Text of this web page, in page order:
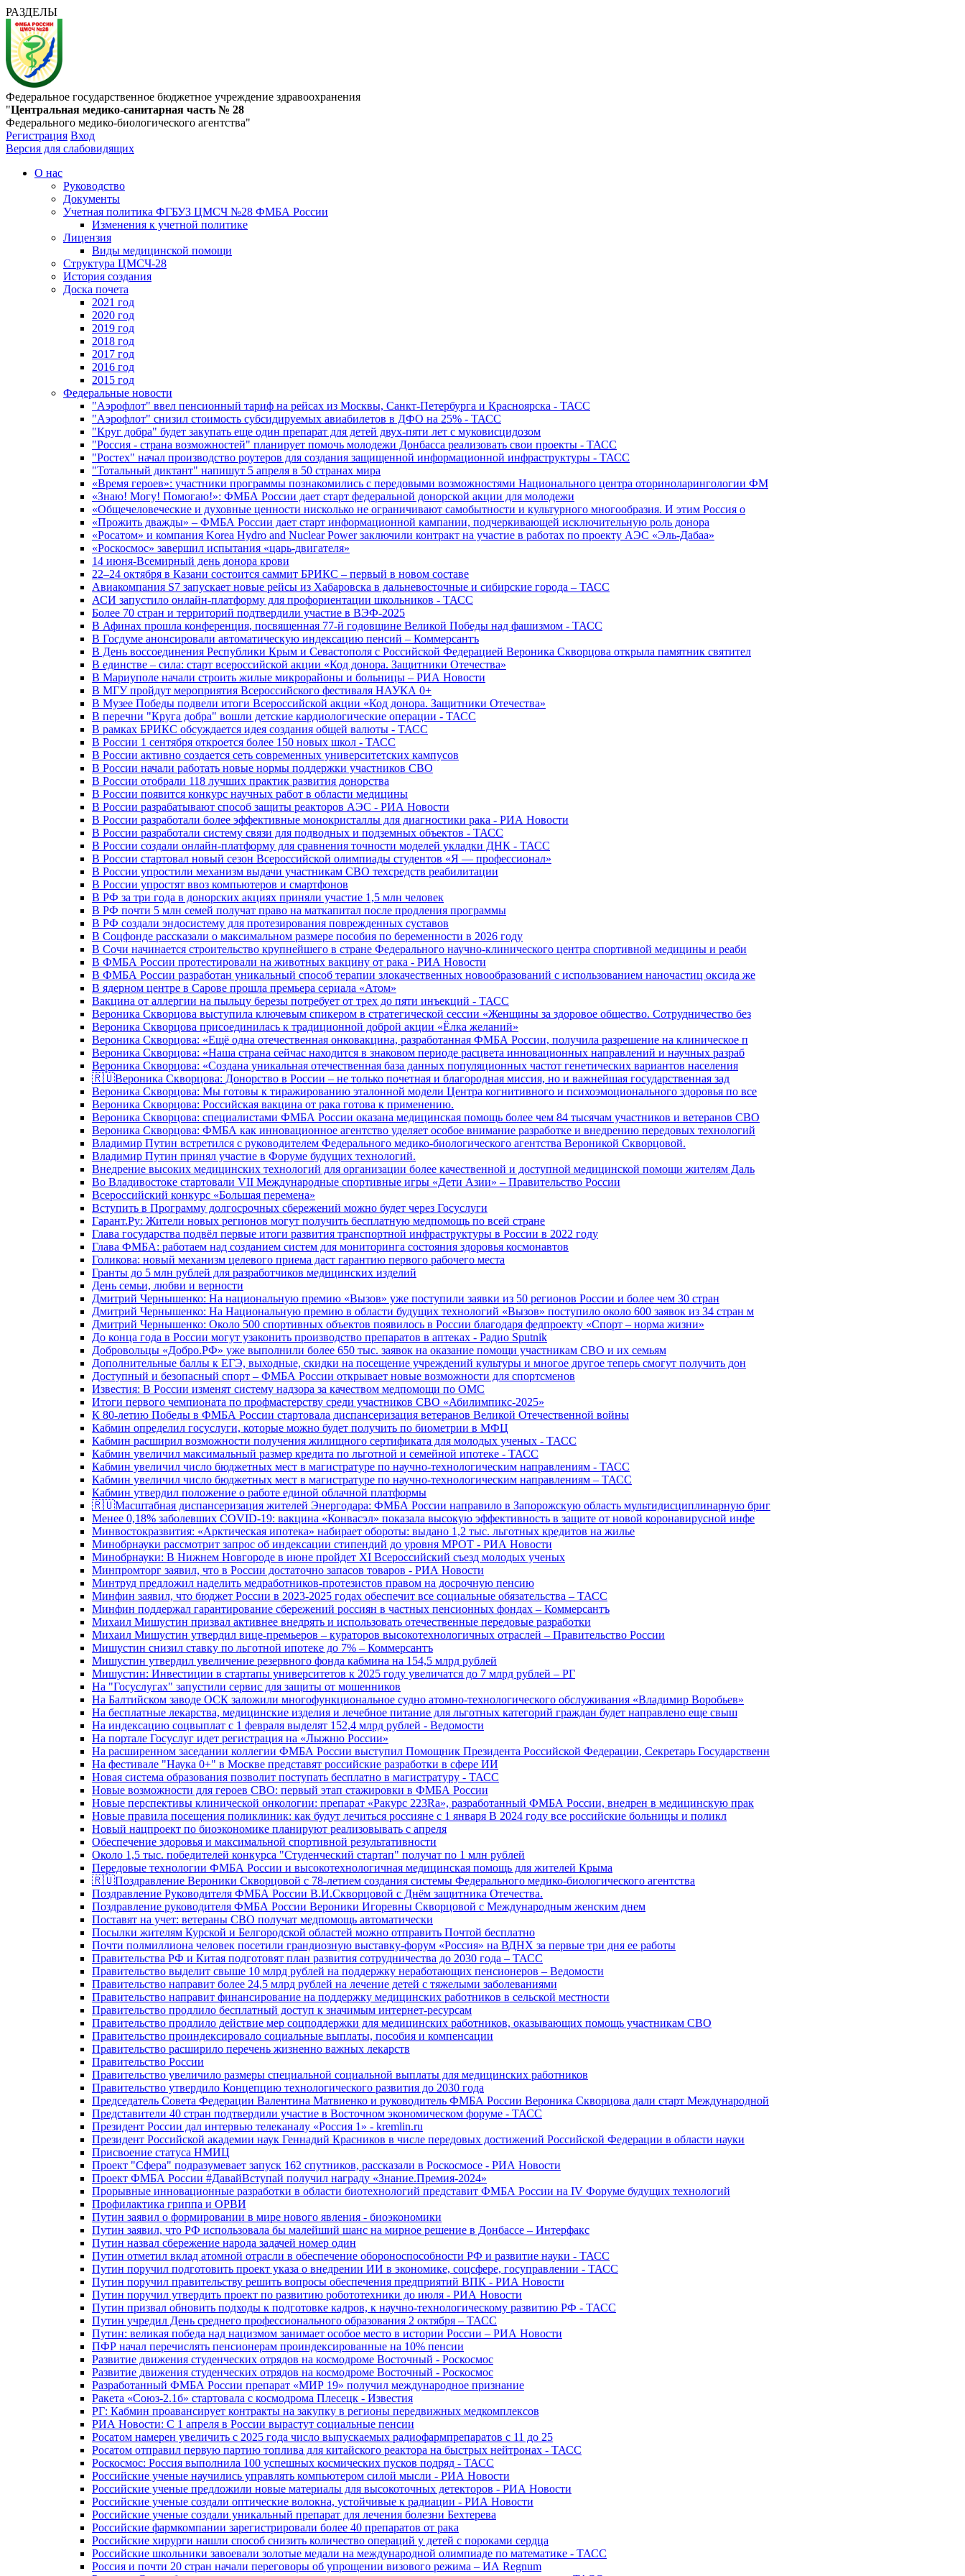
РАЗДЕЛЫ
Федеральное государственное бюджетное учреждение здравоохранения
"Центральная медико-санитарная часть № 28
Федерального медико-биологического агентства"
Регистрация Вход
Версия для слабовидящих
О нас
Руководство
Документы
Учетная политика ФГБУЗ ЦМСЧ №28 ФМБА России
Изменения к учетной политике
Лицензия
Виды медицинской помощи
Структура ЦМСЧ-28
История создания
Доска почета
2021 год
2020 год
2019 год
2018 год
2017 год
2016 год
2015 год
Федеральные новости
"Аэрофлот" ввел пенсионный тариф на рейсах из Москвы, Санкт-Петербурга и Красноярска - ТАСС
"Аэрофлот" снизил стоимость субсидируемых авиабилетов в ДФО на 25% - ТАСС
"Круг добра" будет закупать еще один препарат для детей двух-пяти лет с муковисцидозом
"Россия - страна возможностей" планирует помочь молодежи Донбасса реализовать свои проекты - ТАСС
"Ростех" начал производство роутеров для создания защищенной информационной инфраструктуры - ТАСС
"Тотальный диктант" напишут 5 апреля в 50 странах мира
«Время героев»: участники программы познакомились с передовыми возможностями Национального центра оториноларингологии ФМ
«Знаю! Могу! Помогаю!»: ФМБА России дает старт федеральной донорской акции для молодежи
«Общечеловеческие и духовные ценности нисколько не ограничивают самобытности и культурного многообразия. И этим Россия о
«Прожить дважды» – ФМБА России дает старт информационной кампании, подчеркивающей исключительную роль донора
«Росатом» и компания Korea Hydro and Nuclear Power заключили контракт на участие в работах по проекту АЭС «Эль-Дабаа»
«Роскосмос» завершил испытания «царь-двигателя»
14 июня-Всемирный день донора крови
22–24 октября в Казани состоится саммит БРИКС – первый в новом составе
Авиакомпания S7 запускает новые рейсы из Хабаровска в дальневосточные и сибирские города – ТАСС
АСИ запустило онлайн-платформу для профориентации школьников - ТАСС
Более 70 стран и территорий подтвердили участие в ВЭФ-2025
В Афинах прошла конференция, посвященная 77-й годовщине Великой Победы над фашизмом - ТАСС
В Госдуме анонсировали автоматическую индексацию пенсий – Коммерсантъ
В День воссоединения Республики Крым и Севастополя с Российской Федерацией Вероника Скворцова открыла памятник святител
В единстве – сила: старт всероссийской акции «Код донора. Защитники Отечества»
В Мариуполе начали строить жилые микрорайоны и больницы – РИА Новости
В МГУ пройдут мероприятия Всероссийского фестиваля НАУКА 0+
В Музее Победы подвели итоги Всероссийской акции «Код донора. Защитники Отечества»
В перечни "Круга добра" вошли детские кардиологические операции - ТАСС
В рамках БРИКС обсуждается идея создания общей валюты - ТАСС
В России 1 сентября откроется более 150 новых школ - ТАСС
В России активно создается сеть современных университетских кампусов
В России начали работать новые нормы поддержки участников СВО
В России отобрали 118 лучших практик развития донорства
В России появится конкурс научных работ в области медицины
В России разрабатывают способ защиты реакторов АЭС - РИА Новости
В России разработали более эффективные монокристаллы для диагностики рака - РИА Новости
В России разработали систему связи для подводных и подземных объектов - ТАСС
В России создали онлайн-платформу для сравнения точности моделей укладки ДНК - ТАСС
В России стартовал новый сезон Всероссийской олимпиады студентов «Я — профессионал»
В России упростили механизм выдачи участникам СВО техсредств реабилитации
В России упростят ввоз компьютеров и смартфонов
В РФ за три года в донорских акциях приняли участие 1,5 млн человек
В РФ почти 5 млн семей получат право на маткапитал после продления программы
В РФ создали эндосистему для протезирования поврежденных суставов
В Соцфонде рассказали о максимальном размере пособия по беременности в 2026 году
В Сочи начинается строительство крупнейшего в стране Федерального научно-клинического центра спортивной медицины и реаби
В ФМБА России протестировали на животных вакцину от рака - РИА Новости
В ФМБА России разработан уникальный способ терапии злокачественных новообразований с использованием наночастиц оксида же
В ядерном центре в Сарове прошла премьера сериала «Атом»
Вакцина от аллергии на пыльцу березы потребует от трех до пяти инъекций - ТАСС
Вероника Скворцова выступила ключевым спикером в стратегической сессии «Женщины за здоровое общество. Сотрудничество без
Вероника Скворцова присоединилась к традиционной доброй акции «Ёлка желаний»
Вероника Скворцова: «Ещё одна отечественная онковакцина, разработанная ФМБА России, получила разрешение на клиническое п
Вероника Скворцова: «Наша страна сейчас находится в знаковом периоде расцвета инновационных направлений и научных разраб
Вероника Скворцова: «Создана уникальная отечественная база данных популяционных частот генетических вариантов населения
🇷🇺Вероника Скворцова: Донорство в России – не только почетная и благородная миссия, но и важнейшая государственная зад
Вероника Скворцова: Мы готовы к тиражированию эталонной модели Центра когнитивного и психоэмоционального здоровья по все
Вероника Скворцова: Российская вакцина от рака готова к применению.
Вероника Скворцова: специалистами ФМБА России оказана медицинская помощь более чем 84 тысячам участников и ветеранов СВО
Вероника Скворцова: ФМБА как инновационное агентство уделяет особое внимание разработке и внедрению передовых технологий
Владимир Путин встретился с руководителем Федерального медико-биологического агентства Вероникой Скворцовой.
Владимир Путин принял участие в Форуме будущих технологий.
Внедрение высоких медицинских технологий для организации более качественной и доступной медицинской помощи жителям Даль
Во Владивостоке стартовали VII Международные спортивные игры «Дети Азии» – Правительство России
Всероссийский конкурс «Большая перемена»
Вступить в Программу долгосрочных сбережений можно будет через Госуслуги
Гарант.Ру: Жители новых регионов могут получить бесплатную медпомощь по всей стране
Глава государства подвёл первые итоги развития транспортной инфраструктуры в России в 2022 году
Глава ФМБА: работаем над созданием систем для мониторинга состояния здоровья космонавтов
Голикова: новый механизм целевого приема даст гарантию первого рабочего места
Гранты до 5 млн рублей для разработчиков медицинских изделий
День семьи, любви и верности
Дмитрий Чернышенко: На национальную премию «Вызов» уже поступили заявки из 50 регионов России и более чем 30 стран
Дмитрий Чернышенко: На Национальную премию в области будущих технологий «Вызов» поступило около 600 заявок из 34 стран м
Дмитрий Чернышенко: Около 500 спортивных объектов появилось в России благодаря федпроекту «Спорт – норма жизни»
До конца года в России могут узаконить производство препаратов в аптеках - Радио Sputnik
Добровольцы «Добро.РФ» уже выполнили более 650 тыс. заявок на оказание помощи участникам СВО и их семьям
Дополнительные баллы к ЕГЭ, выходные, скидки на посещение учреждений культуры и многое другое теперь смогут получить дон
Доступный и безопасный спорт – ФМБА России открывает новые возможности для спортсменов
Известия: В России изменят систему надзора за качеством медпомощи по ОМС
Итоги первого чемпионата по профмастерству среди участников СВО «Абилимпикс-2025»
К 80-летию Победы в ФМБА России стартовала диспансеризация ветеранов Великой Отечественной войны
Кабмин определил госуслуги, которые можно будет получить по биометрии в МФЦ
Кабмин расширил возможности получения жилищного сертификата для молодых ученых - ТАСС
Кабмин увеличил максимальный размер кредита по льготной и семейной ипотеке - ТАСС
Кабмин увеличил число бюджетных мест в магистратуре по научно-технологическим направлениям - ТАСС
Кабмин увеличил число бюджетных мест в магистратуре по научно-технологическим направлениям – ТАСС
Кабмин утвердил положение о работе единой облачной платформы
🇷🇺Масштабная диспансеризация жителей Энергодара: ФМБА России направило в Запорожскую область мультидисциплинарную бриг
Менее 0,18% заболевших COVID-19: вакцина «Конвасэл» показала высокую эффективность в защите от новой коронавирусной инфе
Минвостокразвития: «Арктическая ипотека» набирает обороты: выдано 1,2 тыс. льготных кредитов на жилье
Минобрнауки рассмотрит запрос об индексации стипендий до уровня МРОТ - РИА Новости
Минобрнауки: В Нижнем Новгороде в июне пройдет XI Всероссийский съезд молодых ученых
Минпромторг заявил, что в России достаточно запасов товаров - РИА Новости
Минтруд предложил наделить медработников-протезистов правом на досрочную пенсию
Минфин заявил, что бюджет России в 2023-2025 годах обеспечит все социальные обязательства – ТАСС
Минфин поддержал гарантирование сбережений россиян в частных пенсионных фондах – Коммерсантъ
Михаил Мишустин призвал активнее внедрять и использовать отечественные передовые разработки
Михаил Мишустин утвердил вице-премьеров – кураторов высокотехнологичных отраслей – Правительство России
Мишустин снизил ставку по льготной ипотеке до 7% – Коммерсантъ
Мишустин утвердил увеличение резервного фонда кабмина на 154,5 млрд рублей
Мишустин: Инвестиции в стартапы университетов к 2025 году увеличатся до 7 млрд рублей – РГ
На "Госуслугах" запустили сервис для защиты от мошенников
На Балтийском заводе ОСК заложили многофункциональное судно атомно-технологического обслуживания «Владимир Воробьев»
На бесплатные лекарства, медицинские изделия и лечебное питание для льготных категорий граждан будет направлено еще свыш
На индексацию соцвыплат с 1 февраля выделят 152,4 млрд рублей - Ведомости
На портале Госуслуг идет регистрация на «Лыжню России»
На расширенном заседании коллегии ФМБА России выступил Помощник Президента Российской Федерации, Секретарь Государственн
На фестивале "Наука 0+" в Москве представят российские разработки в сфере ИИ
Новая система образования позволит поступать бесплатно в магистратуру - ТАСС
Новые возможности для героев СВО: первый этап стажировки в ФМБА России
Новые перспективы клинической онкологии: препарат «Ракурс 223Ra», разработанный ФМБА России, внедрен в медицинскую прак
Новые правила посещения поликлиник: как будут лечиться россияне с 1 января В 2024 году все российские больницы и поликл
Новый нацпроект по биоэкономике планируют реализовывать с апреля
Обеспечение здоровья и максимальной спортивной результативности
Около 1,5 тыс. победителей конкурса "Студенческий стартап" получат по 1 млн рублей
Передовые технологии ФМБА России и высокотехнологичная медицинская помощь для жителей Крыма
🇷🇺Поздравление Вероники Скворцовой с 78-летием создания системы Федерального медико-биологического агентства
Поздравление Руководителя ФМБА России В.И.Скворцовой с Днём защитника Отечества.
Поздравление руководителя ФМБА России Вероники Игоревны Скворцовой с Международным женским днем
Поставят на учет: ветераны СВО получат медпомощь автоматически
Посылки жителям Курской и Белгородской областей можно отправить Почтой бесплатно
Почти полмиллиона человек посетили грандиозную выставку-форум «Россия» на ВДНХ за первые три дня ее работы
Правительства РФ и Китая подготовят план развития сотрудничества до 2030 года – ТАСС
Правительство выделит свыше 10 млрд рублей на поддержку неработающих пенсионеров – Ведомости
Правительство направит более 24,5 млрд рублей на лечение детей с тяжелыми заболеваниями
Правительство направит финансирование на поддержку медицинских работников в сельской местности
Правительство продлило бесплатный доступ к значимым интернет-ресурсам
Правительство продлило действие мер соцподдержки для медицинских работников, оказывающих помощь участникам СВО
Правительство проиндексировало социальные выплаты, пособия и компенсации
Правительство расширило перечень жизненно важных лекарств
Правительство России
Правительство увеличило размеры специальной социальной выплаты для медицинских работников
Правительство утвердило Концепцию технологического развития до 2030 года
Председатель Совета Федерации Валентина Матвиенко и руководитель ФМБА России Вероника Скворцова дали старт Международной
Представители 40 стран подтвердили участие в Восточном экономическом форуме - ТАСС
Президент России дал интервью телеканалу «Россия 1» - kremlin.ru
Президент Российской академии наук Геннадий Красников в числе передовых достижений Российской Федерации в области науки
Присвоение статуса НМИЦ
Проект "Сфера" подразумевает запуск 162 спутников, рассказали в Роскосмосе - РИА Новости
Проект ФМБА России #ДавайВступай получил награду «Знание.Премия-2024»
Прорывные инновационные разработки в области биотехнологий представит ФМБА России на IV Форуме будущих технологий
Профилактика гриппа и ОРВИ
Путин заявил о формировании в мире нового явления - биоэкономики
Путин заявил, что РФ использовала бы малейший шанс на мирное решение в Донбассе – Интерфакс
Путин назвал сбережение народа задачей номер один
Путин отметил вклад атомной отрасли в обеспечение обороноспособности РФ и развитие науки - ТАСС
Путин поручил подготовить проект указа о внедрении ИИ в экономике, соцсфере, госуправлении - ТАСС
Путин поручил правительству решить вопросы обеспечения предприятий ВПК - РИА Новости
Путин поручил утвердить проект по развитию робототехники до июля - РИА Новости
Путин призвал обновить подходы к подготовке кадров, к научно-технологическому развитию РФ - ТАСС
Путин учредил День среднего профессионального образования 2 октября – ТАСС
Путин: великая победа над нацизмом занимает особое место в истории России – РИА Новости
ПФР начал перечислять пенсионерам проиндексированные на 10% пенсии
Развитие движения студенческих отрядов на космодроме Восточный - Роскосмос
Развитие движения студенческих отрядов на космодроме Восточный - Роскосмос
Разработанный ФМБА России препарат «МИР 19» получил международное признание
Ракета «Союз-2.1б» стартовала с космодрома Плесецк - Известия
РГ: Кабмин проавансирует контракты на закупку в регионы передвижных медкомплексов
РИА Новости: С 1 апреля в России вырастут социальные пенсии
Росатом намерен увеличить с 2025 года число выпускаемых радиофармпрепаратов с 11 до 25
Росатом отправил первую партию топлива для китайского реактора на быстрых нейтронах - ТАСС
Роскосмос: Россия выполнила 100 успешных космических пусков подряд - ТАСС
Российские ученые научились управлять компьютером силой мысли - РИА Новости
Российские ученые предложили новые материалы для высокоточных детекторов - РИА Новости
Российские ученые создали оптические волокна, устойчивые к радиации - РИА Новости
Российские ученые создали уникальный препарат для лечения болезни Бехтерева
Российские фармкомпании зарегистрировали более 40 препаратов от рака
Российские хирурги нашли способ снизить количество операций у детей с пороками сердца
Российские школьники завоевали золотые медали на международной олимпиаде по математике - ТАСС
Россия и почти 20 стран начали переговоры об упрощении визового режима – ИА Regnum